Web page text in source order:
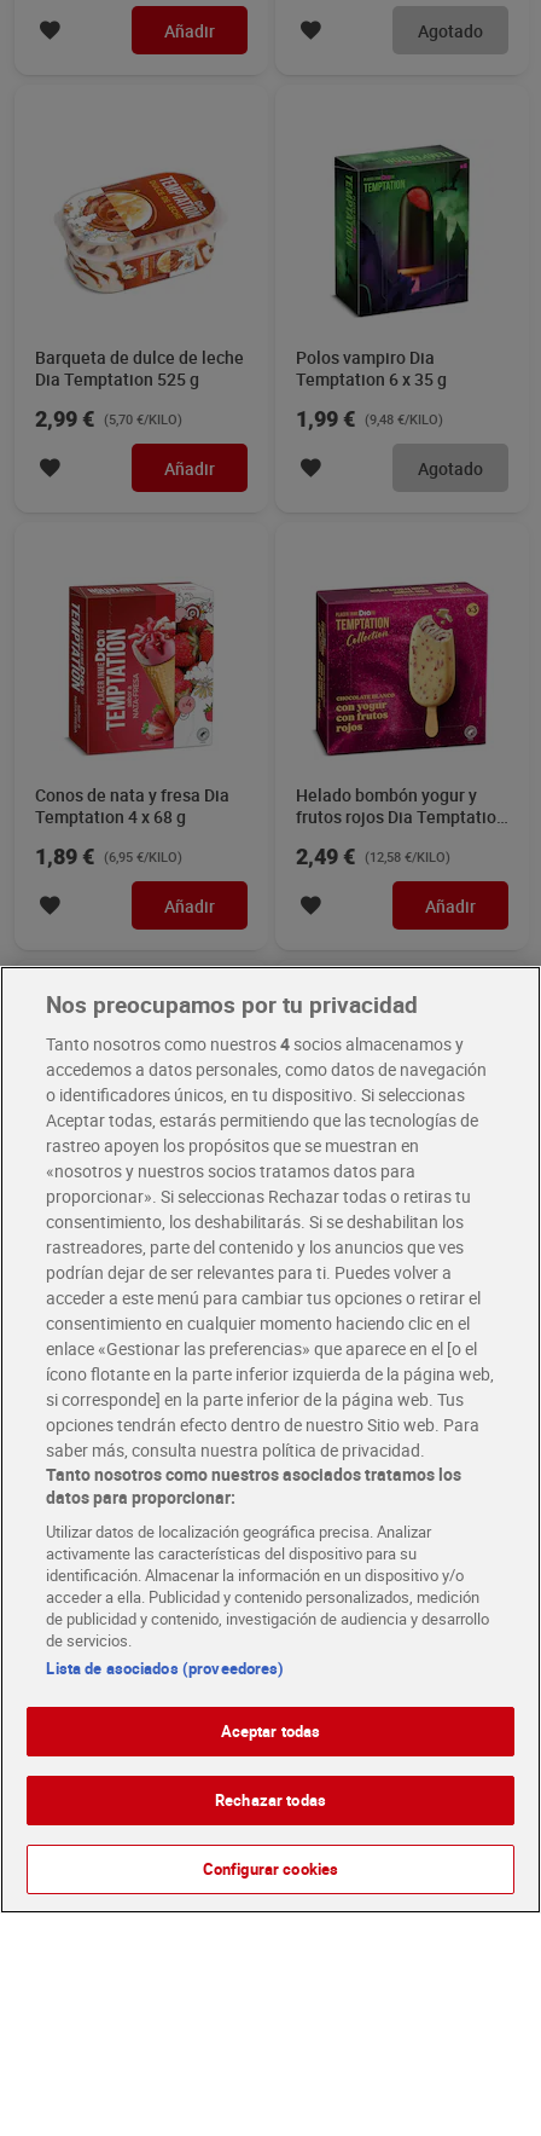
Añadir Agotado
Barqueta de dulce de leche
Dia Temptation 525 g
2,99 € (5,70 €/KILO)
Añadir
Polos vampiro Dia
Temptation 6 x 35 g
1,99 € (9,48 €/KILO)
Agotado
Conos de nata y fresa Dia
Temptation 4 x 68 g
1,89 € (6,95 €/KILO)
Añadir
Helado bombón yogur y
frutos rojos Dia Temptation
2,49 € (12,58 €/KILO)
Añadir
Sándwich maxi duo Dia
Temptation 4 x 100 g
2,99 € (7,48 €/KILO)
Añadir
Helado mini bombón
almendrado Dia
Temptation 6 x 36 g
2,69 € (12,45 €/KILO)
Añadir
g
Nos preocupamos por tu privacidad
Tanto nosotros como nuestros4socios almacenamos y
accedemos a datos personales, como datos de navegación
o identificadores únicos, en tu dispositivo. Si seleccionas
Aceptar todas, estarás permitiendo que las tecnologías de
rastreo apoyen los propósitos que se muestran en
«nosotros y nuestros socios tratamos datos para
proporcionar». Si seleccionas Rechazar todas o retiras tu
consentimiento, los deshabilitarás. Si se deshabilitan los
rastreadores, parte del contenido y los anuncios que ves
podrían dejar de ser relevantes para ti. Puedes volver a
acceder a este menú para cambiar tus opciones o retirar el
consentimiento en cualquier momento haciendo clic en el
enlace «Gestionar las preferencias» que aparece en el [o el
ícono flotante en la parte inferior izquierda de la página web,
si corresponde] en la parte inferior de la página web. Tus
opciones tendrán efecto dentro de nuestro Sitio web. Para
saber más, consulta nuestra política de privacidad.
Tanto nosotros como nuestros asociados tratamos los
datos para proporcionar:
Utilizar datos de localización geográfica precisa. Analizar
activamente las características del dispositivo para su
identificación. Almacenar la información en un dispositivo y/o
acceder a ella. Publicidad y contenido personalizados, medición
de publicidad y contenido, investigación de audiencia y desarrollo
de servicios.
Lista de asociados (proveedores)
Aceptar todas
Rechazar todas
Configurar cookies